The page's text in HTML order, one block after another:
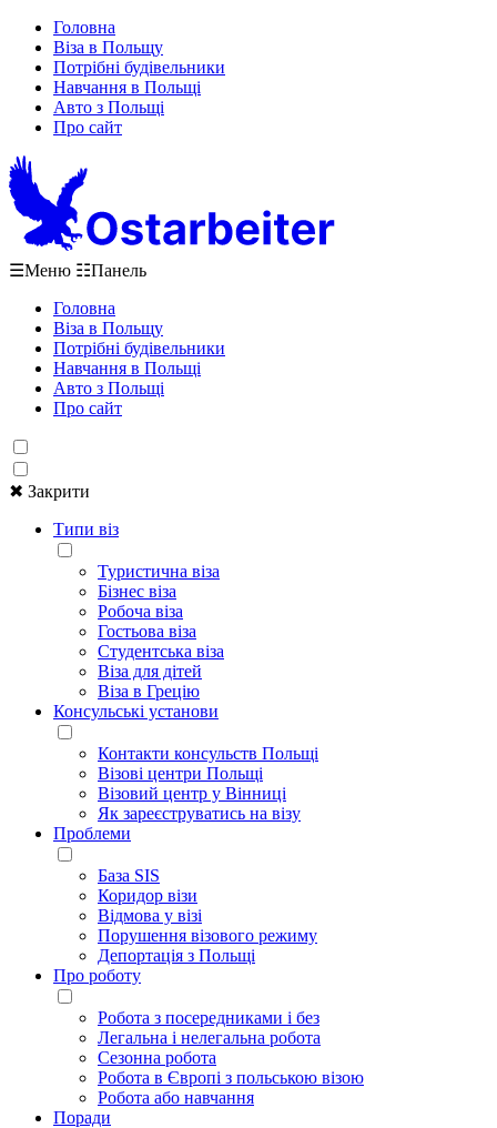
Головна
Віза в Польщу
Потрібні будівельники
Навчання в Польщі
Авто з Польщі
Про сайт
☰Меню ☷Панель
Головна
Віза в Польщу
Потрібні будівельники
Навчання в Польщі
Авто з Польщі
Про сайт
✖ Закрити
Типи віз
Туристична віза
Бізнес віза
Робоча віза
Гостьова віза
Студентська віза
Віза для дітей
Віза в Грецію
Консульські установи
Контакти консульств Польщі
Візові центри Польщі
Візовий центр у Вінниці
Як зареєструватись на візу
Проблеми
База SIS
Коридор візи
Відмова у візі
Порушення візового режиму
Депортація з Польщі
Про роботу
Робота з посередниками і без
Легальна і нелегальна робота
Сезонна робота
Робота в Європі з польською візою
Робота або навчання
Поради